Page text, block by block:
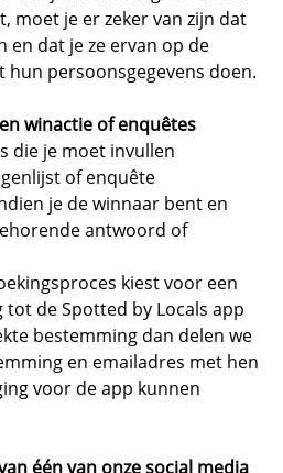
moet je er zeker van zijn dat
en dat je ze ervan op de
persoonsgegevens doen.
winactie of enquêtes
die je moet invullen
of enquête
je de winnaar bent en
antwoord of
kiest voor een
de Spotted by Locals app
bestemming dan delen we
en emailadres met hen
voor de app kunnen
één van onze social media